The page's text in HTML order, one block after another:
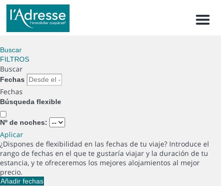
Menu
Buscar
FILTROS
Buscar
Fechas
Fechas
Búsqueda flexible
Nº de noches:
Aplicar
¿Dispones de flexibilidad en las fechas de tu viaje? Introduce el
rango de fechas en el que te gustaría viajar y la duración de tu
estancia, y te ofreceremos los mejores alojamientos al mejor
precio.
Añadir fechas